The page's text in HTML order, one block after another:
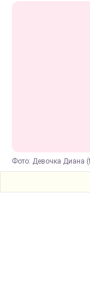
Фото: Девочка Диана